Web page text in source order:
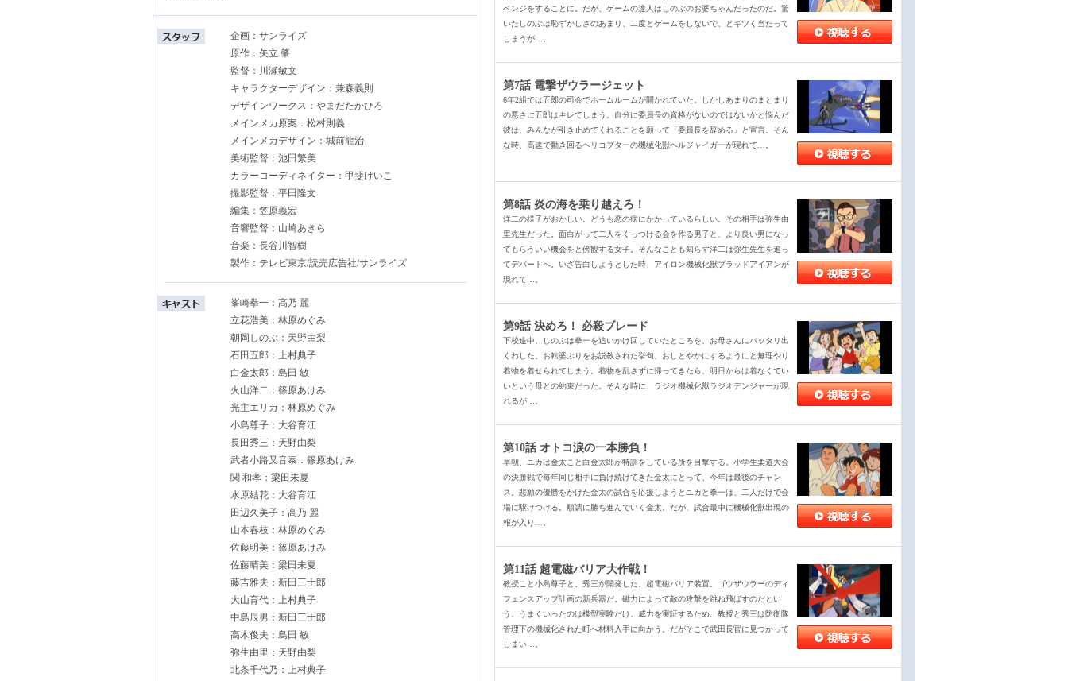
企画：サンライズ
原作：矢立 肇
監督：川瀬敏文
キャラクターデザイン：兼森義則
デザインワークス：やまだたかひろ
メインメカ原案：松村則義
メインメカデザイン：城前龍治
美術監督：池田繁美
カラーコーディネイター：甲斐けいこ
撮影監督：平田隆文
編集：笠原義宏
音響監督：山崎あきら
音楽：長谷川智樹
製作：テレビ東京/読売広告社/サンライズ
峯崎拳一：高乃 麗
立花浩美：林原めぐみ
朝岡しのぶ：天野由梨
石田五郎：上村典子
白金太郎：島田 敏
火山洋二：篠原あけみ
光主エリカ：林原めぐみ
小島尊子：大谷育江
長田秀三：天野由梨
武者小路叉音泰：篠原あけみ
関 和孝：梁田未夏
水原結花：大谷育江
田辺久美子：高乃 麗
山本春枝：林原めぐみ
佐藤明美：篠原あけみ
佐藤晴美：梁田未夏
藤吉雅夫：新田三士郎
大山育代：上村典子
中島辰男：新田三士郎
高木俊夫：島田 敏
弥生由里：天野由梨
北条千代乃：上村典子
ベンジをすることに。だが、ゲームの達人はしのぶのお婆ちゃんだったのだ。驚
いたしのぶは恥ずかしさのあまり、二度とゲームをしないで、とキツく当たって
しまうが…。
第7話 電撃ザウラージェット
6年2組では五郎の司会でホームルームが開かれていた。しかしあまりのまとまり
の悪さに五郎はキレてしまう。自分に委員長の資格がないのではないかと悩んだ
彼は、みんなが引き止めてくれることを願って「委員長を辞める」と宣言。そん
な時、高速で動き回るヘリコプターの機械化獣ヘルジャイガーが現れて…。
第8話 炎の海を乗り越えろ！
洋二の様子がおかしい。どうも恋の病にかかっているらしい。その相手は弥生由
里先生だった。面白がって二人をくっつける会を作る男子と、より良い男になっ
てもらういい機会をと傍観する女子。そんなことも知らず洋二は弥生先生を追っ
てデパートへ。いざ告白しようとした時、アイロン機械化獣ブラッドアイアンが
現れて…。
第9話 決めろ！ 必殺ブレード
下校途中、しのぶは拳一を追いかけ回していたところを、お母さんにバッタリ出
くわした。お転婆ぶりをお説教された挙句、おしとやかにするようにと無理やり
着物を着せられてしまう。着物を乱さずに帰ってきたら、明日からは着なくてい
いという母との約束だった。そんな時に、ラジオ機械化獣ラジオデンジャーが現
れるが…。
第10話 オトコ涙の一本勝負！
早朝、ユカは金太こと白金太郎が特訓をしている所を目撃する。小学生柔道大会
の決勝戦で毎年同じ相手に負け続けてきた金太にとって、今年は最後のチャン
ス。悲願の優勝をかけた金太の試合を応援しようとユカと拳一は、二人だけで会
場に駆けつける。順調に勝ち進んでいく金太。だが、試合最中に機械化獣出現の
報が入り…。
第11話 超電磁バリア大作戦！
教授こと小島尊子と、秀三が開発した、超電磁バリア装置。ゴウザウラーのディ
フェンスアップ計画の新兵器だ。磁力によって敵の攻撃を跳ね飛ばすのだとい
う。うまくいったのは模型実験だけ。威力を実証するため、教授と秀三は防衛隊
管理下の機械化された町へ材料入手に向かう。だがそこで武田長官に見つかって
しまい…。